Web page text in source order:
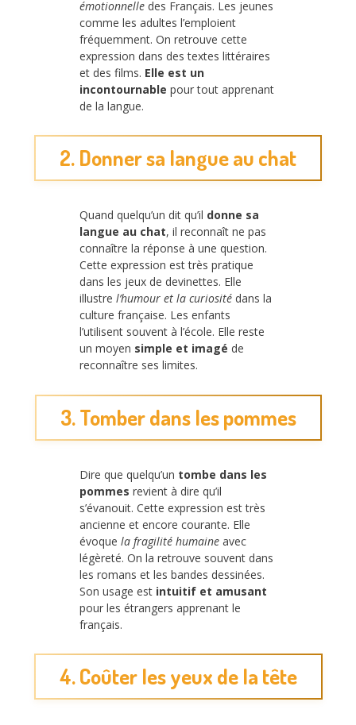
émotionnelle des Français. Les jeunes
comme les adultes l’emploient
fréquemment. On retrouve cette
expression dans des textes littéraires
et des films. Elle est un
incontournable pour tout apprenant
de la langue.
2. Donner sa langue au chat
Quand quelqu’un dit qu’il donne sa
langue au chat, il reconnaît ne pas
connaître la réponse à une question.
Cette expression est très pratique
dans les jeux de devinettes. Elle
illustre l’humour et la curiosité dans la
culture française. Les enfants
l’utilisent souvent à l’école. Elle reste
un moyen simple et imagé de
reconnaître ses limites.
3. Tomber dans les pommes
Dire que quelqu’un tombe dans les
pommes revient à dire qu’il
s’évanouit. Cette expression est très
ancienne et encore courante. Elle
évoque la fragilité humaine avec
légèreté. On la retrouve souvent dans
les romans et les bandes dessinées.
Son usage est intuitif et amusant
pour les étrangers apprenant le
français.
4. Coûter les yeux de la tête